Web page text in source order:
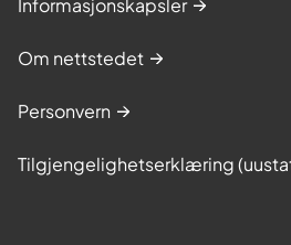
Informasjonskapsler
Om nettstedet
Personvern
Tilgjengelighetserklæring